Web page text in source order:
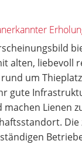
alten, liebevoll
um
gute
machen Lienen
Die